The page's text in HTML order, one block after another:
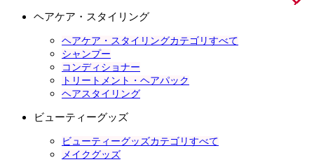
ヘアケア・スタイリング
ヘアケア・スタイリングカテゴリすべて
シャンプー
コンディショナー
トリートメント・ヘアパック
ヘアスタイリング
ビューティーグッズ
ビューティーグッズカテゴリすべて
メイクグッズ